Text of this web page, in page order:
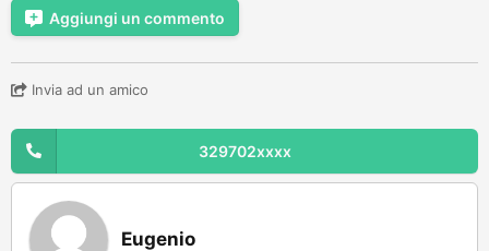
Aggiungi un commento
Invia ad un amico
329702xxxx
Eugenio